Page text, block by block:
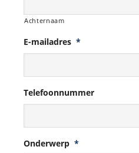
Achternaam
E-mailadres *
Telefoonnummer
Onderwerp *